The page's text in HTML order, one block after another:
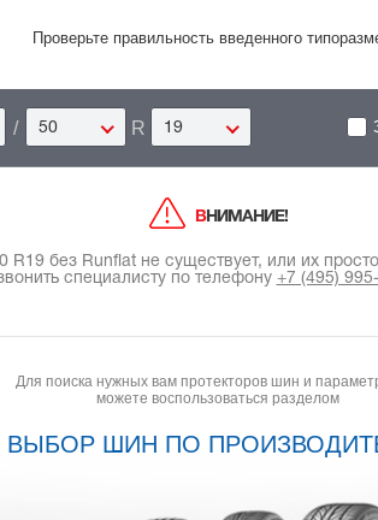
Проверьте правильность введенного
/ 50 R 19
ВНИМАНИЕ!
R19 без Runflat не существует, или их
специалисту по телефону +7 (495)
Для поиска нужных вам протекторов шин и
можете воспользоваться разделом
ВЫБОР ШИН ПО